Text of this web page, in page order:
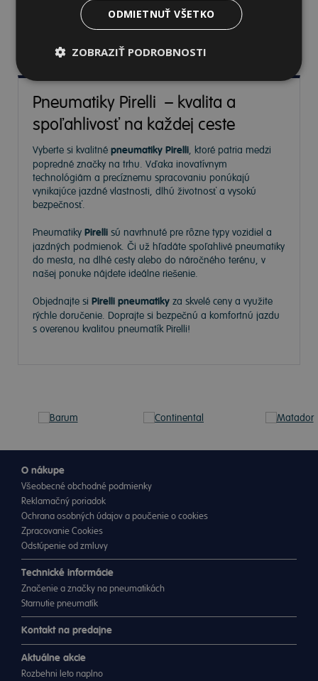
333,87 € ks Do košíka
Pneumatiky Pirelli – kvalita a
spoľahlivosť na každej ceste
Vyberte si kvalitné pneumatiky Pirelli, ktoré patria medzi
popredné značky na trhu. Vďaka inovatívnym
technológiám a precíznemu spracovaniu ponúkajú
vynikajúce jazdné vlastnosti, dlhú životnosť a vysokú
bezpečnosť.
Pneumatiky Pirelli sú navrhnuté pre rôzne typy vozidiel a
jazdných podmienok. Či už hľadáte spoľahlivé pneumatiky
do mesta, na dlhé cesty alebo do náročného terénu, v
našej ponuke nájdete ideálne riešenie.
Objednajte si Pirelli pneumatiky za skvelé ceny a využite
rýchle doručenie. Doprajte si bezpečnú a komfortnú jazdu
s overenou kvalitou pneumatík Pirelli!
O nákupe
Všeobecné obchodné podmienky
Reklamačný poriadok
Ochrana osobných údajov a poučenie o cookies
Zpracovanie Cookies
Odstúpenie od zmluvy
Technické informácie
Značenie a značky na pneumatikách
Starnutie pneumatík
Kontakt na predajne
Aktuálne akcie
Rozbehni leto naplno
ODMIETNUŤ VŠETKO
ZOBRAZIŤ PODROBNOSTI